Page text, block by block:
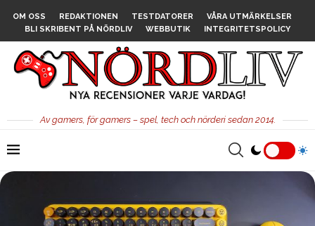
OM OSS REDAKTIONEN TESTDATORER
VÅRA UTMÄRKELSER
BLI SKRIBENT PÅ NÖRDLIV
WEBBUTIK INTEGRITETSPOLICY
Av gamers, för gamers – spel, tech och nörderi sedan 2014.